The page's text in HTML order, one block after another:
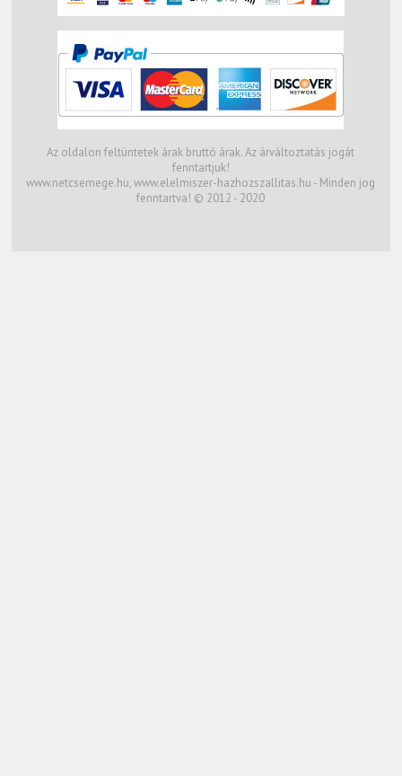
Az oldalon feltüntetek árak bruttó árak. Az árváltoztatás jogát
fenntartjuk!
www.netcsemege.hu, www.elelmiszer-hazhozszallitas.hu - Minden jog
fenntartva! © 2012 - 2020